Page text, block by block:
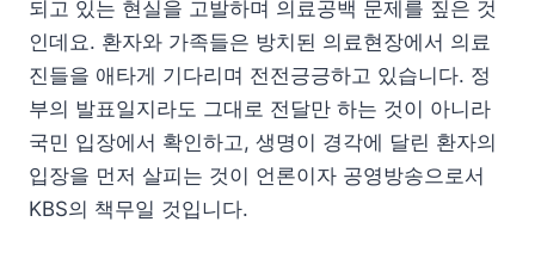
되고 있는 현실을 고발하며 의료공백 문제를 짚은 것
인데요. 환자와 가족들은 방치된 의료현장에서 의료
진들을 애타게 기다리며 전전긍긍하고 있습니다. 정
부의 발표일지라도 그대로 전달만 하는 것이 아니라
국민 입장에서 확인하고, 생명이 경각에 달린 환자의
입장을 먼저 살피는 것이 언론이자 공영방송으로서
KBS의 책무일 것입니다.